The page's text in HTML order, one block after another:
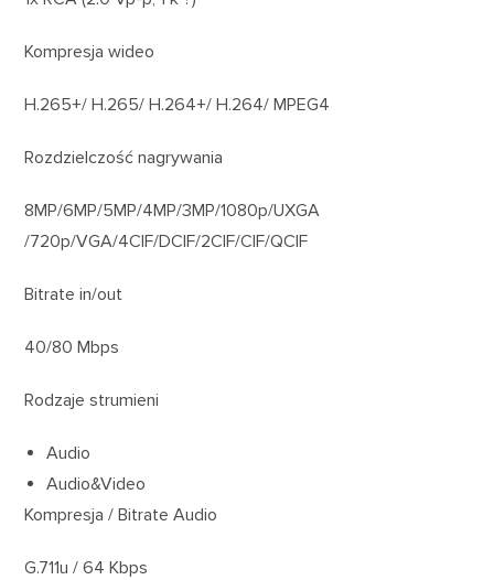
Kompresja wideo
H.265+/ H.265/ H.264+/ H.264/ MPEG4
Rozdzielczość nagrywania
8MP/6MP/5MP/4MP/3MP/1080p/UXGA
/720p/VGA/4CIF/DCIF/2CIF/CIF/QCIF
Bitrate in/out
40/80 Mbps
Rodzaje strumieni
Audio
Audio&Video
Kompresja / Bitrate Audio
G.711u / 64 Kbps